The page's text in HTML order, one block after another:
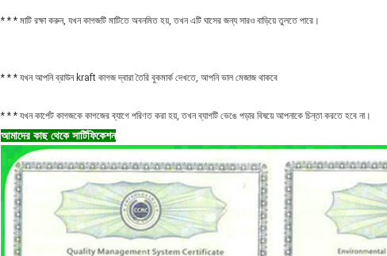
* * * মাটি রক্ষা করুন, যখন কাগজটি মাটিতে অবনমিত হয়, তখন এটি ঘাসের জন্য সারও বাড়িয়ে তুলতে পারে।
* * * যখন আপনি ব্রাউন kraft কাগজ দ্বারা তৈরি বুকমার্ক দেখতে, আপনি ভাল মেজাজ থাকবে
* * * যখন কার্পেট কাগজকে কাগজের ব্যাগে পরিণত করা হয়, তখন ব্যাগটি ভেঙে পড়ার বিষয়ে আপনাকে চিন্তা করতে হবে না।
আমাদের কাছ থেকে সার্টিফিকেশন